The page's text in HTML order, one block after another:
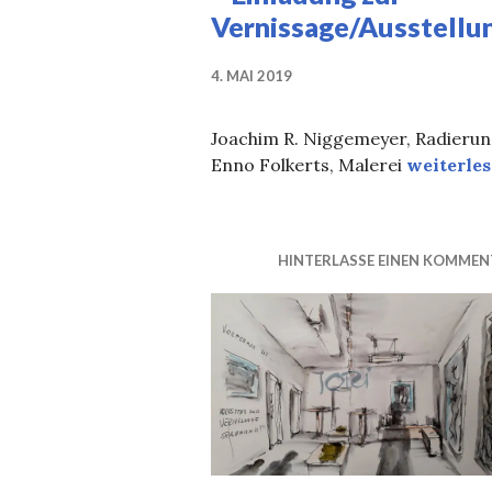
Vernissage/
4. MAI 2019
Joachim R. Niggemeyer,
Enno Folkerts, Malerei
HINTERLASSE EINEN